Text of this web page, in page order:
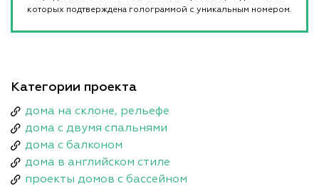
которых подтверждена голограммой с уникальным номером.
Категории проекта
дома на склоне, рельефе
дома с двумя спальнями
дома с балконом
дома в английском стиле
проекты домов с бассейном